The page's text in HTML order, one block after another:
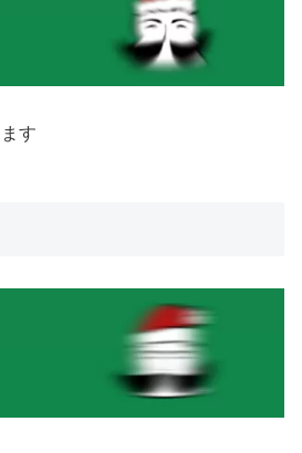
す